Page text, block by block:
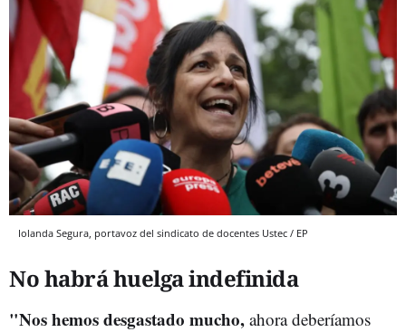
Iolanda Segura, portavoz del sindicato de docentes Ustec / EP
No habrá huelga indefinida
"Nos hemos desgastado mucho, ahora deberíamos